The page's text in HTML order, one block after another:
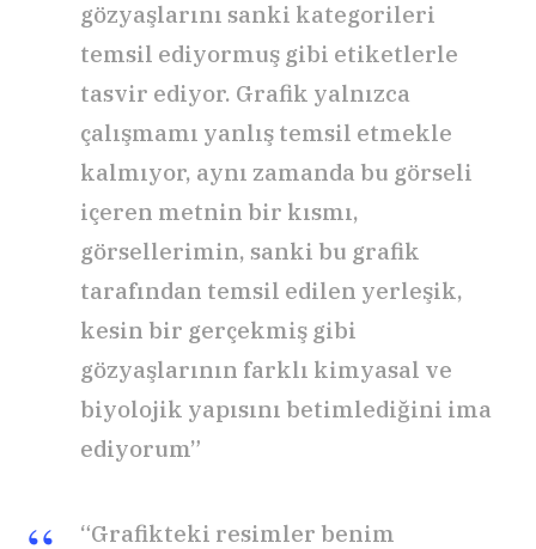
gözyaşlarını sanki kategorileri
temsil ediyormuş gibi etiketlerle
tasvir ediyor. Grafik yalnızca
çalışmamı yanlış temsil etmekle
kalmıyor, aynı zamanda bu görseli
içeren metnin bir kısmı,
görsellerimin, sanki bu grafik
tarafından temsil edilen yerleşik,
kesin bir gerçekmiş gibi
gözyaşlarının farklı kimyasal ve
biyolojik yapısını betimlediğini ima
ediyorum”
“Grafikteki resimler benim